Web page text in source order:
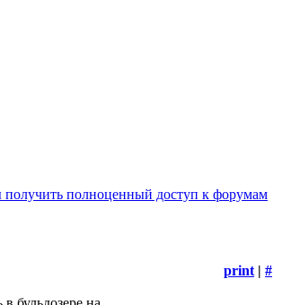
получить полноценный доступ к форумам
print | #